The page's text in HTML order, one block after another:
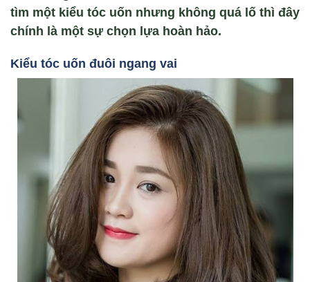
tìm một kiểu tóc uốn nhưng không quá lố thì đây
chính là một sự chọn lựa hoàn hảo.
Kiểu tóc uốn đuôi ngang vai